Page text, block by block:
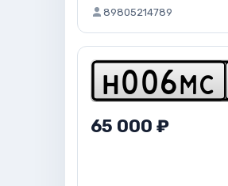
89805214789
h 0 0 6 m c
65 000 ₽